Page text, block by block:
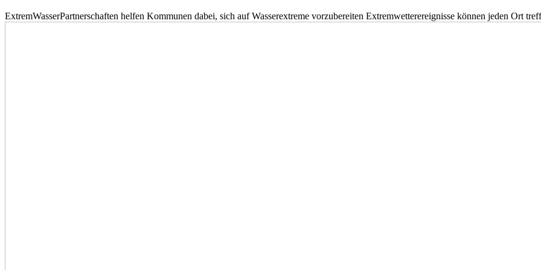
ExtremWasserPartnerschaften helfen Kommunen dabei, sich auf Wasserextreme vorzubereiten Extremwetterereignisse können jeden Ort